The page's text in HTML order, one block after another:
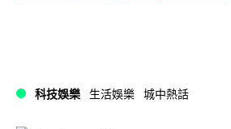
科技娛樂 生活娛樂 城中熱話